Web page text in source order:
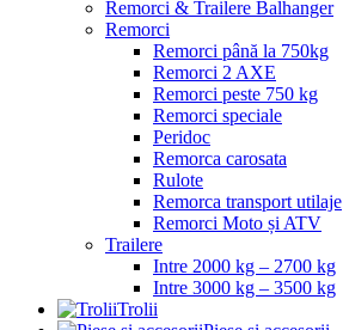
Remorci & Trailere Balhanger
Remorci
Remorci până la 750kg
Remorci 2 AXE
Remorci peste 750 kg
Remorci speciale
Peridoc
Remorca carosata
Rulote
Remorca transport utilaje
Remorci Moto și ATV
Trailere
Intre 2000 kg – 2700 kg
Intre 3000 kg – 3500 kg
Trolii